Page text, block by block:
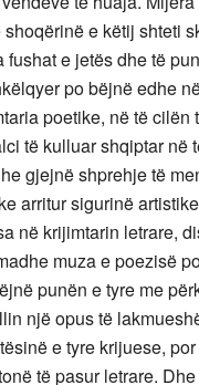
e këtij shteti
e jetës dhe të
po bëjnë edhe
poetike, në të
të kulluar shqiptar në
gjejnë shprehje të
arritur sigurinë
në krijimtarin letrare,
muza e poezisë
punën e tyre me
një opus të
e tyre krijuese,
të pasur letrare.